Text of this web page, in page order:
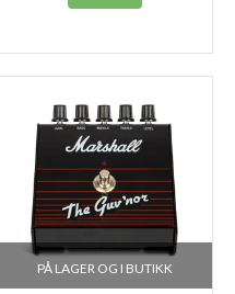
PÅ LAGER OG I BUTIKK